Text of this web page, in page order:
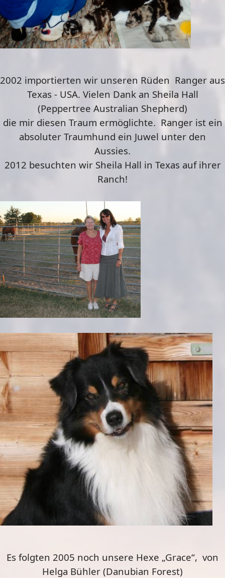
2002 importierten wir unseren Rüden Ranger aus
Texas - USA. Vielen Dank an Sheila Hall
(Peppertree Australian Shepherd)
die mir diesen Traum ermöglichte. Ranger ist ein
absoluter Traumhund ein Juwel unter den
Aussies.
2012 besuchten wir Sheila Hall in Texas auf ihrer
Ranch!
Es folgten 2005 noch unsere Hexe „Grace“, von
Helga Bühler (Danubian Forest)